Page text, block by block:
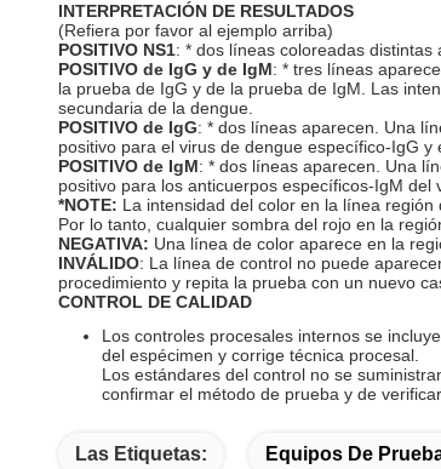
INTERPRETACIÓN DE RESULTADOS
(Refiera por favor al ejemplo arriba)
POSITIVO NS1: * dos líneas coloreadas
POSITIVO de IgG y de IgM: * tres líneas
la prueba de IgG y de la prueba de IgM. Las
secundaria de la dengue.
POSITIVO de IgG: * dos líneas aparecen. Una
positivo para el virus de dengue específico-IgG
POSITIVO de IgM: * dos líneas aparecen. Una
positivo para los anticuerpos específicos-IgM
*NOTE: La intensidad del color en la línea
Por lo tanto, cualquier sombra del rojo en la
NEGATIVA: Una línea de color aparece en la
INVÁLIDO: La línea de control no puede
procedimiento y repita la prueba con un nuevo
CONTROL DE CALIDAD
Los controles procesales internos se
del espécimen y corrige técnica procesal.
Los estándares del control no se
confirmar el método de prueba y de
Las Etiquetas: Equipos De